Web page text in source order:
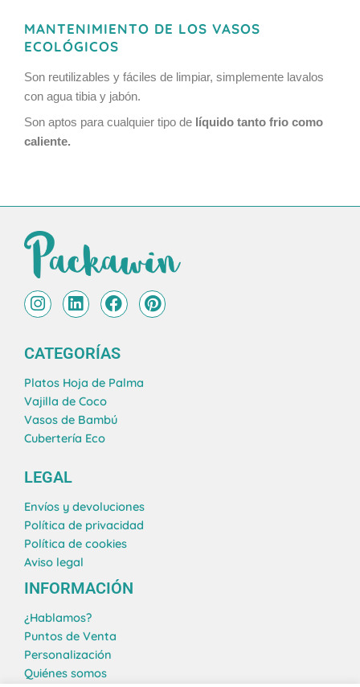
MANTENIMIENTO DE LOS VASOS
ECOLÓGICOS
Son reutilizables y fáciles de limpiar, simplemente lavalos
con agua tibia y jabón.
Son aptos para cualquier tipo de líquido tanto frio como
caliente.
I
n
t
a
g
r
a
m
L
i
k
e
d
i
n
F
a
e
b
o
k
P
i
CATEGORÍAS
Platos Hoja de Palma
Vajilla de Coco
Vasos de Bambú
Cubertería Eco
LEGAL
Envíos y devoluciones
Política de privacidad
Política de cookies
Aviso legal
INFORMACIÓN
¿Hablamos?
Puntos de Venta
Personalización
Quiénes somos